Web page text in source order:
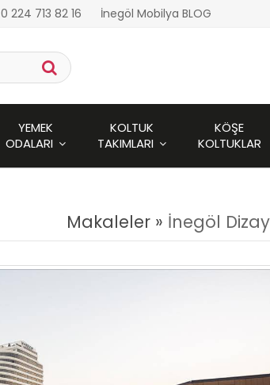
0 224 713 82 16 İnegöl Mobilya BLOG
YEMEK
ODALARI
KOLTUK
TAKIMLARI
KÖŞE
KOLTUKLAR
Makaleler » İnegöl